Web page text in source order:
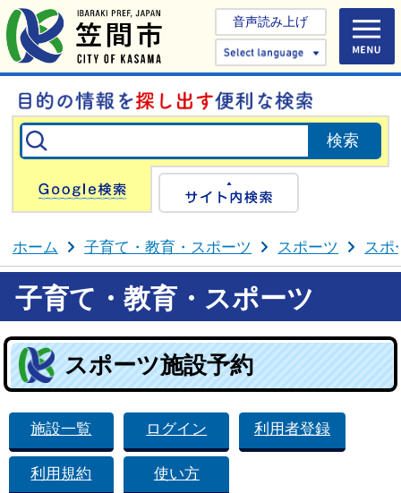
音声読み上げ
Select
Google検索
ホーム 子育て・教育・スポーツ スポーツ スポ
子育て・教育・スポーツ
スポーツ施設予約
施設一覧 ログイン 利用者登録
利用規約 使い方